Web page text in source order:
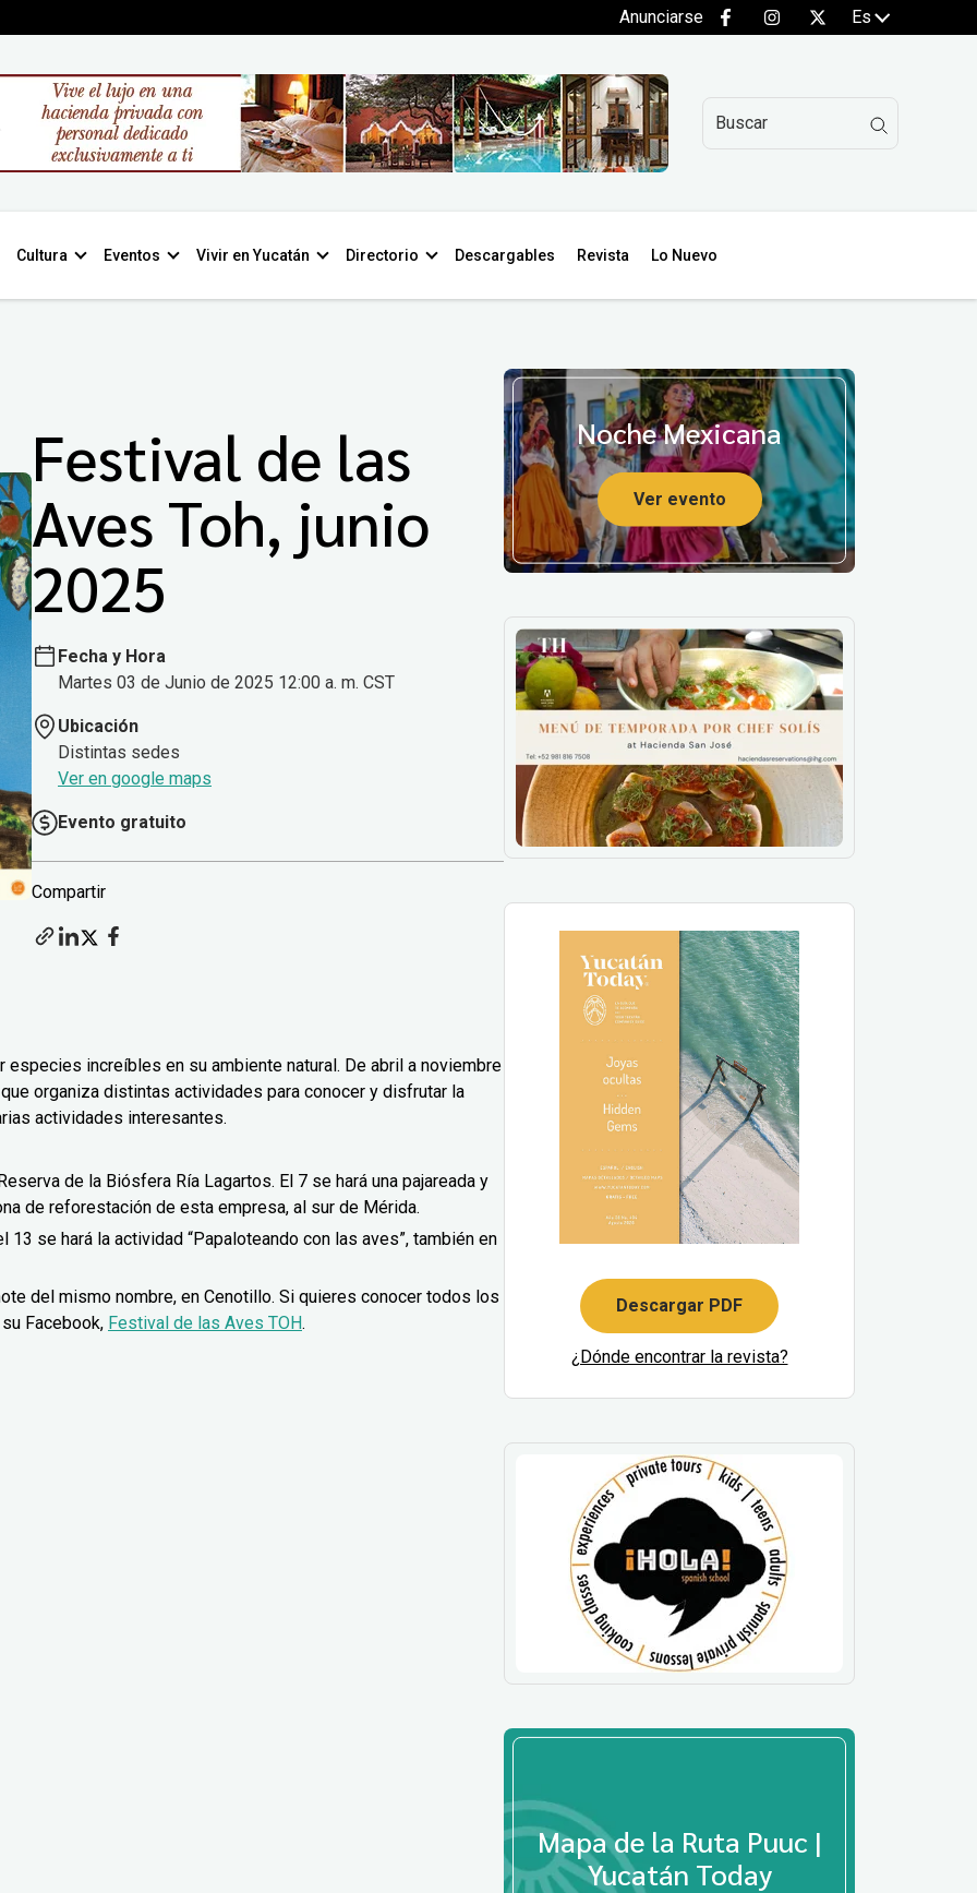
Anunciarse Es
Cultura Eventos Vivir en Yucatán Directorio Descargables Revista Lo Nuevo
Festival de las
Aves Toh, junio
2025
Fecha y Hora
Martes 03 de Junio de 2025 12:00 a. m. CST
Ubicación
Distintas sedes
Ver en google maps
Evento gratuito
Compartir
especies increíbles en su ambiente natural. De abril a noviembre
organiza distintas actividades para conocer y disfrutar la
actividades interesantes.
de la Biósfera Ría Lagartos. El 7 se hará una pajareada y
de reforestación de esta empresa, al sur de Mérida.
se hará la actividad “Papaloteando con las aves”, también en
del mismo nombre, en Cenotillo. Si quieres conocer todos los
Facebook, Festival de las Aves TOH.
Noche Mexicana
Ver evento
Descargar PDF
¿Dónde encontrar la revista?
Mapa de la Ruta Puuc |
Yucatán Today